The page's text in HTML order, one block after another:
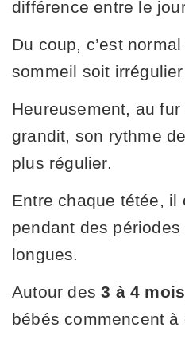
différence entre le
Du coup, c’est
sommeil soit
Heureusement, au fur
grandit, son rythme
plus régulier.
Entre chaque tétée, il
pendant des
longues.
Autour des3 à 4 mois
bébés commencent à